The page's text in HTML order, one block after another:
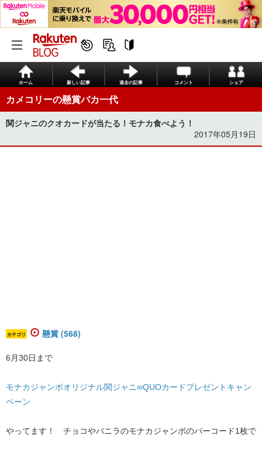
ホーム 新しい記事 過去の記事 コメント シェア
カメコリーの懸賞バカ一代
関ジャニのクオカードが当たる！モナカ食べよう！
2017年05月19日
カテゴリ 懸賞 (568)
6月30日まで
モナカジャンボオリジナル関ジャニ∞QUOカードプレゼントキャン
ペーン
やってます！ チョコやバニラのモナカジャンボのバーコード1枚で